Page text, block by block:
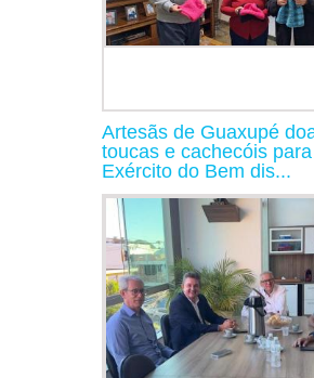
Artesãs de Guaxupé
toucas e cachecóis
Exército do Bem dis...